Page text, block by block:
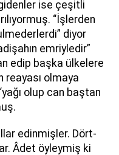
ise çeşitli
“İşlerden
diyor
emriyledir”
edip başka ülkelere
reayası olmaya
olup can baştan
edinmişler. Dört-
Âdet öyleymiş ki